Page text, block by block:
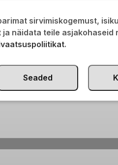
sirvimiskogemust,
näidata teile asjakohaseid
.
Seaded